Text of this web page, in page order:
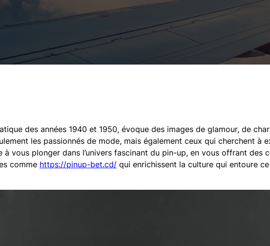
des années 1940 et 1950, évoque des images de glamour, de
les passionnés de mode, mais également ceux qui cherchent à
à vous plonger dans l’univers fascinant du pin-up, en vous offrant des
comme https://pinup-bet.cd/ qui enrichissent la culture qui entoure